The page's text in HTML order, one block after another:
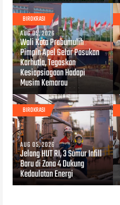
BIROKRASI
AUG 05, 2026
Wali Kota Prabumulih
Pimpin Apel Gelar Pasukan
Karhutla, Tegaskan
Kesiapsiagaan Hadapi
Musim Kemarau
BIROKRASI
AUG 05, 2026
Jelang HUT RI, 3 Sumur Infill
Baru di Zona 4 Dukung
Kedaulatan Energi